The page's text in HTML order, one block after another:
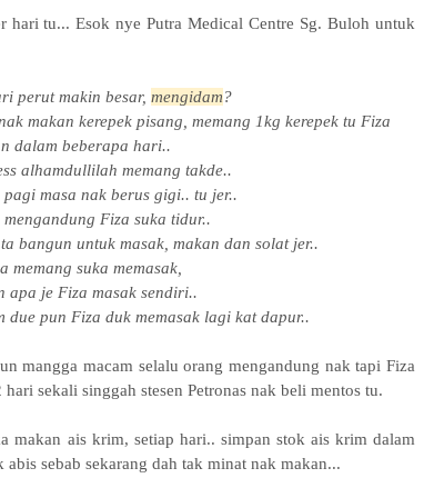
hari tu... Esok nye Putra Medical Centre Sg. Buloh untuk
perut makin besar, mengidam?
makan kerepek pisang, memang 1kg kerepek tu Fiza
dalam beberapa hari..
alhamdullilah memang takde..
pagi masa nak berus gigi.. tu jer..
mengandung Fiza suka tidur..
bangun untuk masak, makan dan solat jer..
memang suka memasak,
apa je Fiza masak sendiri..
due pun Fiza duk memasak lagi kat dapur..
mangga macam selalu orang mengandung nak tapi Fiza
sekali singgah stesen Petronas nak beli mentos tu.
makan ais krim, setiap hari.. simpan stok ais krim dalam
sebab sekarang dah tak minat nak makan...